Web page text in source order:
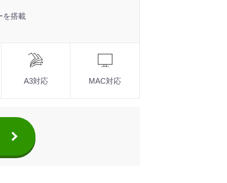
を搭載
A3対応 MAC対応